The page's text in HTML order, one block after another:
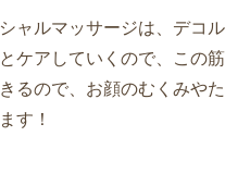
ャルマッサージは、デコル
ケアしていくので、この筋
るので、お顔のむくみやた
す！